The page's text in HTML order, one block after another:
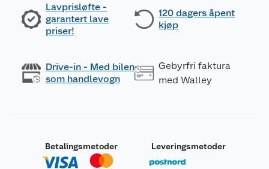
Lavprisløfte -
garantert lave
priser!
120 dagers åpent
kjøp
Drive-in - Med bilen
som handlevogn
Gebyrfri faktura
med Walley
Betalingsmetoder Leveringsmetoder